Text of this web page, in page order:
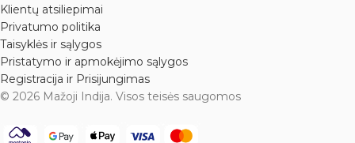
Klientų atsiliepimai
Privatumo politika
Taisyklės ir sąlygos
Pristatymo ir apmokėjimo sąlygos
Registracija ir Prisijungimas
© 2026 Mažoji Indija. Visos teisės saugomos